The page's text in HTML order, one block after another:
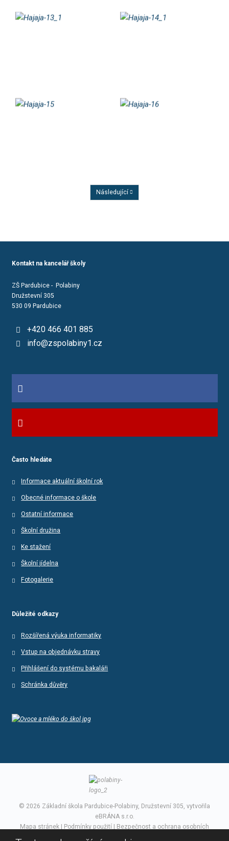
Předchozí
Následující
Kontakt na kancelář školy
ZŠ Pardubice - Polabiny
Družstevní 305
530 09 Pardubice
+420 466 401 885
info@zspolabiny1.cz
Často hledáte
Informace aktuální školní rok
Obecné informace o škole
Ostatní informace
Školní družina
Ke stažení
Školní jídelna
Fotogalerie
Důležité odkazy
Rozšířená výuka informatiky
Vstup na objednávku stravy
Přihlášení do systému bakaláři
Schránka důvěry
© 2026 Základní škola Pardubice-Polabiny, Družstevní 305, vytvořila
eBRÁNA s.r.o.
Mapa stránek | Podmínky použití | Bezpečnost a ochrana osobních